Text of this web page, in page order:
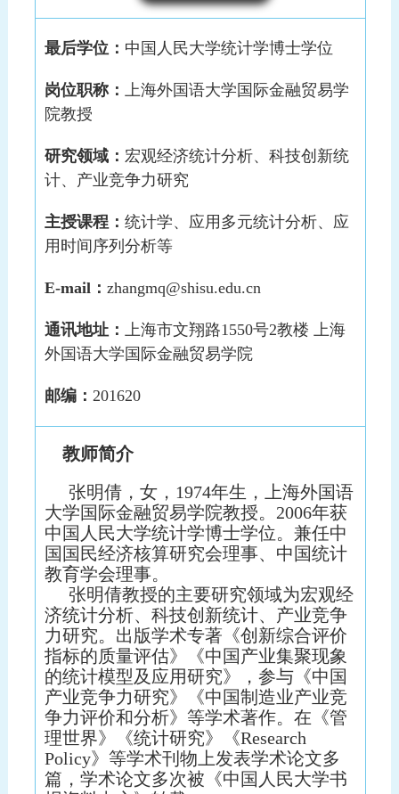
最后学位： 中国人民大学统计学博士学位
岗位职称： 上海外国语大学国际金融贸易学
院教授
研究领域： 宏观经济统计分析、科技创新统
计、产业竞争力研究
主授课程： 统计学、应用多元统计分析、应
用时间序列分析等
E-mail： zhangmq@shisu.edu.cn
通讯地址： 上海市文翔路1550号2教楼 上海
外国语大学国际金融贸易学院
邮编： 201620
教师简介
张明倩，女，1974年生，上海外国语
大学国际金融贸易学院教授。2006年获
中国人民大学统计学博士学位。兼任中
国国民经济核算研究会理事、中国统计
教育学会理事。
张明倩教授的主要研究领域为宏观经
济统计分析、科技创新统计、产业竞争
力研究。出版学术专著《创新综合评价
指标的质量评估》《中国产业集聚现象
的统计模型及应用研究》，参与《中国
产业竞争力研究》《中国制造业产业竞
争力评价和分析》等学术著作。在《管
理世界》《统计研究》《Research
Policy》等学术刊物上发表学术论文多
篇，学术论文多次被《中国人民大学书